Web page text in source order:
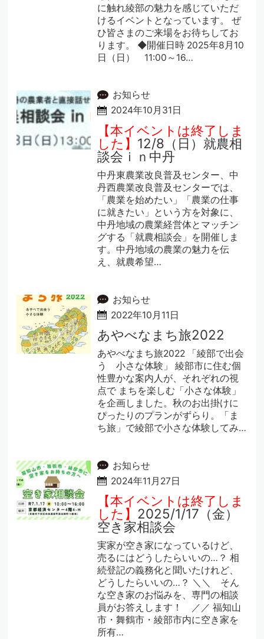
に触れ綾部の魅力を感じていただ
けるイベントとなっています。 ぜ
ひ皆さまのご来場をお待ちしてお
ります。 ◆開催日時 2025年8月10
日（日） 11:00～16…
お知らせ
2024年10月31日
【本イベントは終了しま
した】 12/8（日）就農相
談会ｉｎ中丹
中丹東農業改良普及センター、中
丹西農業改良普及センターでは、
「農業を始めたい」「農業の仕事
に就きたい」という方を対象に、
中丹地域の農業経営体とマッチン
グする「就農相談会」を開催しま
す。中丹地域の農業の魅力を伝
え、就農希望…
お知らせ
2022年10月11日
あやべなまち旅2022
あやべなまち旅2022 「綾部で出会
う 小さな体験」 綾部市に住む個
性豊かな案内人が、それぞれの視
点で まちを楽しむ「小さな体験」
を企画しました。秋のお出掛けに
ぴったりのプランがずらり。「ま
ち旅」で綾部で小さな体験してみ…
お知らせ
2024年11月27日
【本イベントは終了しま
した】 2025/1/17（金）
空き家相談会
実家が空き家になっているけど、
売るにはどうしたらいいの…？ 相
続登記の義務化と聞いたけれど、
どうしたらいいの…？ ＼＼ そん
な空き家のお悩みを、専門の相談
員がお答えします！ ／／ 福知山
市・舞鶴市・綾部市内に空き家を
所有…